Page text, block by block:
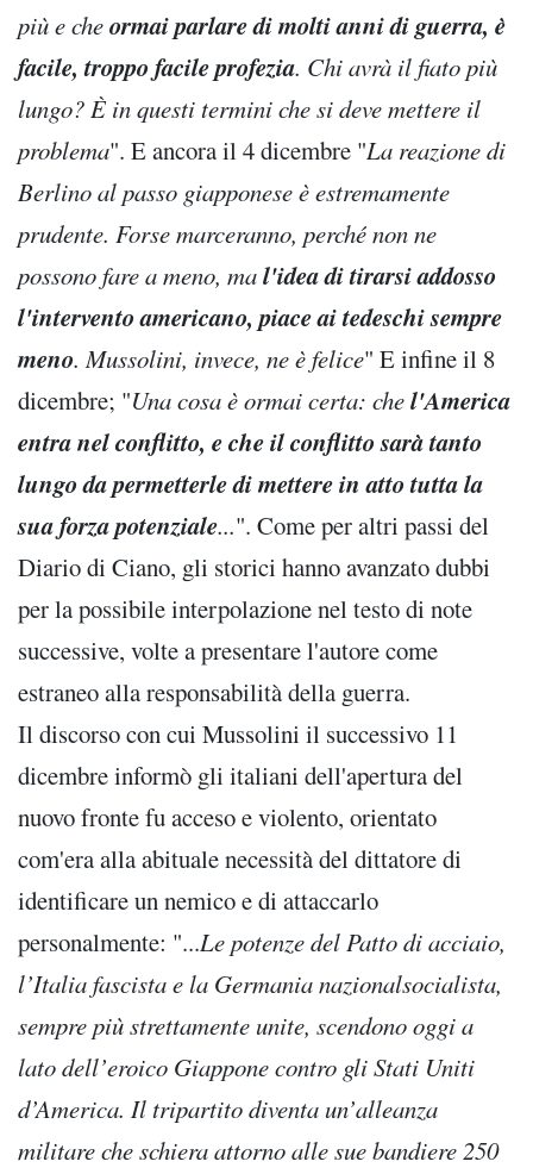
più e cheormai parlare di molti anni di guerra, è
facile, troppo facile profezia. Chi avrà il fiato più
lungo? È in questi termini che si deve mettere il
problema". E ancora il 4 dicembre "La reazione di
Berlino al passo giapponese è estremamente
prudente. Forse marceranno, perché non ne
possono fare a meno, mal'idea di tirarsi addosso
l'intervento americano, piace ai tedeschi sempre
meno. Mussolini, invece, ne è felice" E infine il 8
dicembre; "Una cosa è ormai certa: chel'America
entra nel conflitto, e che il conflitto sarà tanto
lungo da permetterle di mettere in atto tutta la
sua forza potenziale...". Come per altri passi del
Diario di Ciano, gli storici hanno avanzato dubbi
per la possibile interpolazione nel testo di note
successive, volte a presentare l'autore come
estraneo alla responsabilità della guerra.
Il discorso con cui Mussolini il successivo 11
dicembre informò gli italiani dell'apertura del
nuovo fronte fu acceso e violento, orientato
com'era alla abituale necessità del dittatore di
identificare un nemico e di attaccarlo
personalmente: "...Le potenze del Patto di acciaio,
l’Italia fascista e la Germania nazionalsocialista,
sempre più strettamente unite, scendono oggi a
lato dell’eroico Giappone contro gli Stati Uniti
d’America. Il tripartito diventa un’alleanza
militare che schiera attorno alle sue bandiere 250